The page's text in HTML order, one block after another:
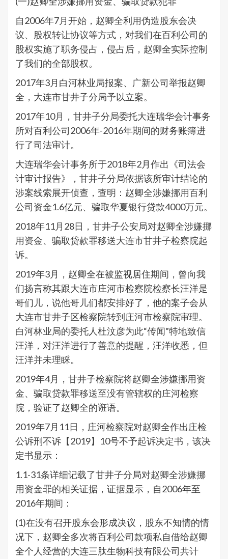
自2006年7月开始，赵卿全利用伪造股东会决
议、股权转让协议等方式，对我们在百利公司的
股权实施了职务侵占，侵占后，赵卿全实际控制
了我们的全部股权。
2017年3月白河林业局报案、广新公司举报赵卿
全，大连市甘井子分局予以立案。
2017年10月，甘井子分局委托大连瑞华会计事务
所对百利公司2006年-2016年期间的财务账簿进
行了司法审计。
大连瑞华会计事务所于2018年2月作出《司法会
计审计报告》，甘井子分局依据该所审计结论的
涉案线索展开侦查，查明：赵卿全涉嫌挪用百利
公司资金1.6亿元、骗取华夏银行贷款4000万元。
2018年11月28日，甘井子公安局对赵卿全涉嫌挪
用资金、骗取贷款罪移送大连市甘井子检察院起
诉。
2019年3月，赵卿全在被监视居住期间，曾向我
们扬言称其跟大连市庄河市检察院检察长汪洋是
哥们儿，说他哥儿们都安排好了，他的案子会从
大连市甘井子区检察院转到庄河市检察院审理。
白河林业局的委托人杜汶彦为此“传闻”特地致信
汪洋，对汪洋进行了善意的提醒，汪洋收悉，但
汪洋并未理睬。
2019年4月，甘井子检察院将赵卿全涉嫌挪用资
金、骗取贷款罪移送至没有管辖权的庄河检察
院，验证了赵卿全的诳语。
2019年7月11日，庄河检察院对赵卿全作出庄检
公诉刑不诉【2019】10号不予起诉决定书，该决
定书显示：
1.1-31条详细记载了甘井子分局对赵卿全涉嫌挪
用资金罪的相关证据，证据显示，自2006年至
2016年期间：
(1)在没有召开股东会形成决议，股东不知情的情
况下，赵卿全多次将百利公司款项私自借给赵卿
全个人经营的大连三肽生物科技有限公司共计